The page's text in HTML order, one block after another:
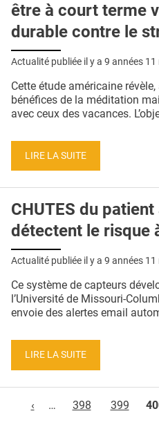
être à court terme
durable contre le
Actualité publiée il y a 9 années 11
Cette étude américaine
bénéfices de la méditation
avec ceux des vacances.
LIRE LA SUITE
CHUTES du
détectent le risque
Actualité publiée il y a 9 années 11
Ce système de capteurs
l’Université de Missouri-
envoie des alertes email
LIRE LA SUITE
‹
… 398 399